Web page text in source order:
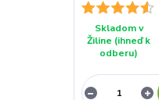
Skladom v
Žiline (ihneď k
odberu)